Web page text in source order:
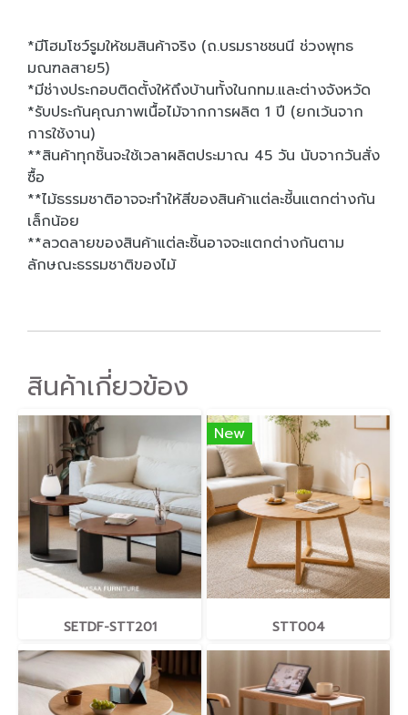
*มีโฮมโชว์รูมให้ชมสินค้าจริง (ถ.บรมราชชนนี ช่วงพุทธ
มณฑลสาย5)
*มีช่างประกอบติดตั้งให้ถึงบ้านทั้งในกทม.และต่างจังหวัด
*รับประกันคุณภาพเนื้อไม้จากการผลิต 1 ปี (ยกเว้นจาก
การใช้งาน)
**สินค้าทุกชิ้นจะใช้เวลาผลิตประมาณ 45 วัน นับจากวันสั่ง
ซื้อ
**ไม้ธรรมชาติอาจจะทำให้สีของสินค้าแต่ละชี้นแตกต่างกัน
เล็กน้อย
**ลวดลายของสินค้าแต่ละชิ้นอาจจะแตกต่างกันตาม
ลักษณะธรรมชาติของไม้
สินค้าเกี่ยวข้อง
SETDF-STT201
New
STT004